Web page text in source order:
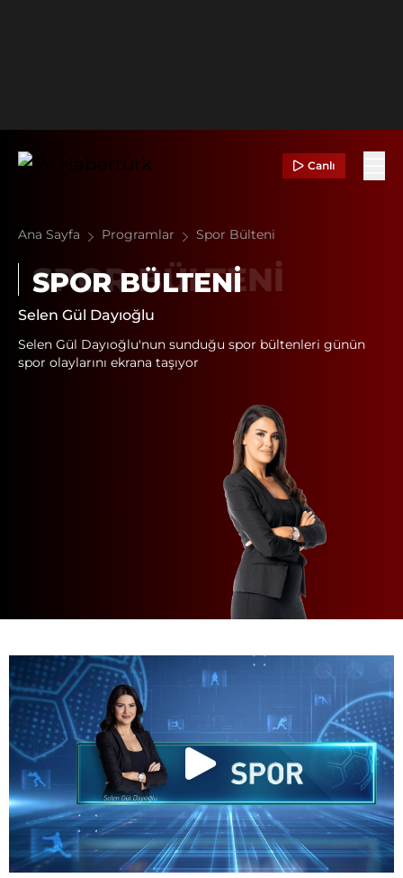
Canlı
Ana Sayfa Programlar Spor Bülteni
SPOR BÜLTENI
Selen Gül Dayıoğlu
Selen Gül Dayıoğlu'nun sunduğu spor bültenleri günün
spor olaylarını ekrana taşıyor